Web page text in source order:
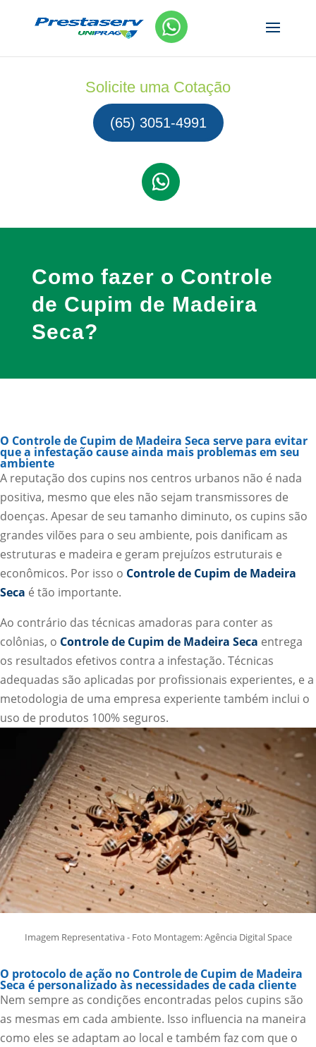
Solicite uma Cotação
(65) 3051-4991
Como fazer o Controle
de Cupim de Madeira
Seca?
O Controle de Cupim de Madeira Seca serve para evitar
que a infestação cause ainda mais problemas em seu
ambiente
A reputação dos cupins nos centros urbanos não é nada
positiva, mesmo que eles não sejam transmissores de
doenças. Apesar de seu tamanho diminuto, os cupins são
grandes vilões para o seu ambiente, pois danificam as
estruturas e madeira e geram prejuízos estruturais e
econômicos. Por isso o Controle de Cupim de Madeira
Seca é tão importante.
Ao contrário das técnicas amadoras para conter as
colônias, o Controle de Cupim de Madeira Seca entrega
os resultados efetivos contra a infestação. Técnicas
adequadas são aplicadas por profissionais experientes, e a
metodologia de uma empresa experiente também inclui o
uso de produtos 100% seguros.
Imagem Representativa - Foto Montagem: Agência Digital Space
O protocolo de ação no Controle de Cupim de Madeira
Seca é personalizado às necessidades de cada cliente
Nem sempre as condições encontradas pelos cupins são
as mesmas em cada ambiente. Isso influencia na maneira
como eles se adaptam ao local e também faz com que o